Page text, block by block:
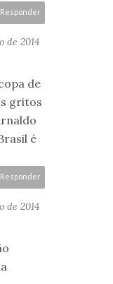
Responder
de 2014
de
gritos
é
Responder
de 2014